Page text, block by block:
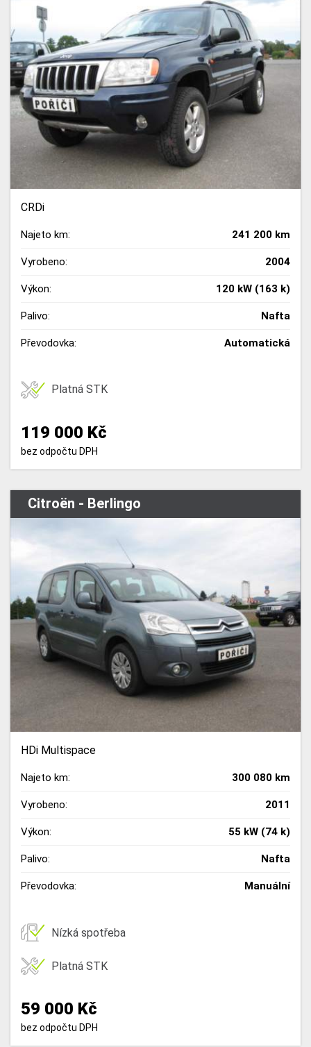
CRDi
Najeto km: 241 200 km
Vyrobeno: 2004
Výkon: 120 kW (163 k)
Palivo: Nafta
Převodovka: Automatická
Platná STK
119 000 Kč
bez odpočtu DPH
Citroën - Berlingo
HDi Multispace
Najeto km: 300 080 km
Vyrobeno: 2011
Výkon: 55 kW (74 k)
Palivo: Nafta
Převodovka: Manuální
Nízká spotřeba
Platná STK
59 000 Kč
bez odpočtu DPH